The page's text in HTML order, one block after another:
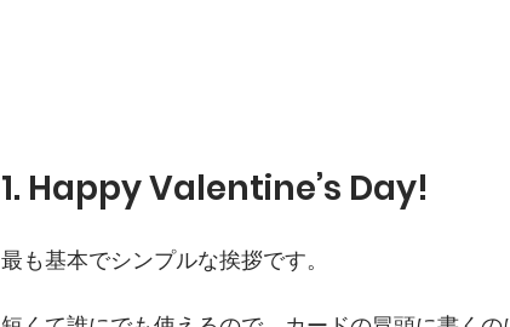
1. Happy Valentine’s Day!
最も基本でシンプルな挨拶です。